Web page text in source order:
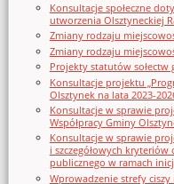
Konsultacje społeczne
utworzenia Olsztyneckiej
Zmiany rodzaju
Zmiany rodzaju
Projekty statutów sołectw
Konsultacje projektu
Olsztynek na lata 2023-
Konsultacje w sprawie
Współpracy Gminy
Konsultacje w sprawie
i szczegółowych
publicznego w ramach
Wprowadzenie strefy